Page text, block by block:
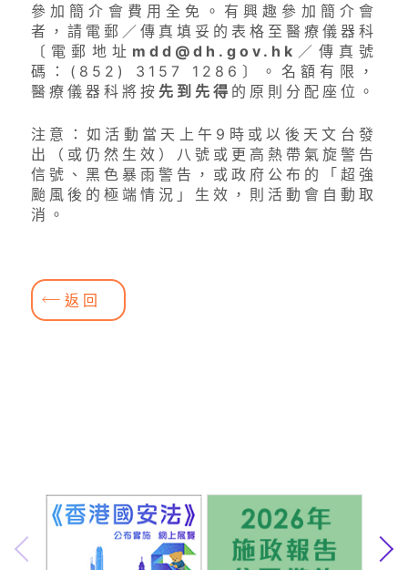
參加簡介會費用全免。有興趣參加簡介會
者，請電郵／傳真填妥的表格至醫療儀器科
〔電郵地址 mdd@dh.gov.hk ／傳真號
碼：(852) 3157 1286〕。名額有限，
醫療儀器科將按 先到先得 的原則分配座位。
注意：如活動當天上午9時或以後天文台發
出（或仍然生效）八號或更高熱帶氣旋警告
信號、黑色暴雨警告，或政府公布的「超強
颱風後的極端情況」生效，則活動會自動取
消。
返回